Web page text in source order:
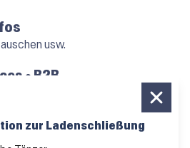
usw.
• B2B
zur Ladenschließung